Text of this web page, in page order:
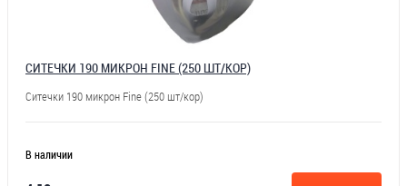
СИТЕЧКИ 190 МИКРОН FINE (250 ШТ/КОР)
Ситечки 190 микрон Fine (250 шт/кор)
В наличии